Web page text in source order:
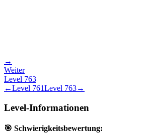
→
Weiter
Level 763
←Level 761Level 763→
Level-Informationen
🎯 Schwierigkeitsbewertung: